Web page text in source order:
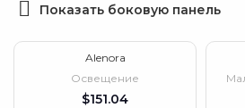
Показать боковую панель
Alenora
Освещение
$